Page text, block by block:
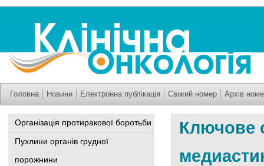
Головна Новини Електронна публікація Свіжий номер Архів
Організація протиракової боротьби
Пухлини органів грудної
порожнини
Ключове